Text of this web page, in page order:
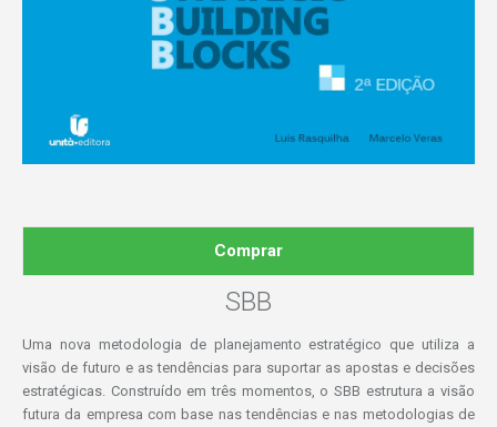
Comprar
SBB
Uma nova metodologia de planejamento estratégico que utiliza a
visão de futuro e as tendências para suportar as apostas e decisões
estratégicas. Construído em três momentos, o SBB estrutura a visão
futura da empresa com base nas tendências e nas metodologias de